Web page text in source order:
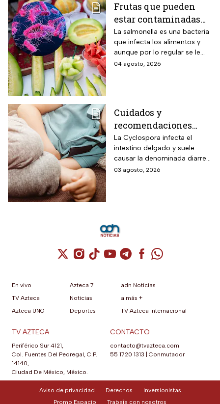
Frutas que pueden
estar contaminadas
de salmonella y cómo
protegerte del
contagio
La salmonella es una bacteria
que infecta los alimentos y
aunque por lo regular se le
relaciona con el huevo,
04 agosto, 2026
Cuidados y
recomendaciones
para niños ante los
riesgos por cyclospora
La Cyclospora infecta el
intestino delgado y suele
causar la denominada diarrea
explosiva, de acuerdo con
03 agosto, 2026
Cuenta de X / Twitter (se abre en una
Cuenta de Instagram (se abre en una
Cuenta de TikTok (se abre en
Cuenta de YouTube (se abre
Cuenta de Telegram (se
Cuenta de
Cuenta de
En vivo
TV Azteca
Azteca UNO
Azteca 7
Noticias
Deportes
adn Noticias
a más +
TV Azteca Internacional
TV AZTECA
Periférico Sur 4121,
Col. Fuentes Del Pedregal, C.P.
14140,
Ciudad De México, México.
CONTACTO
contacto@tvazteca.com
55 1720 1313
Conmutador
Aviso de privacidad Derechos
Inversionistas
Promo Espacio
Trabaja con nosotros